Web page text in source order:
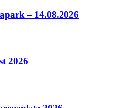
– 14.08.2026
2026